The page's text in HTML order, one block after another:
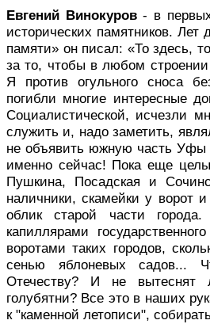
Евгений Винокуров- в первых
исторических памятников.
памяти» он писал: «То здесь,
за то, чтобы в любом
Я против огульного сноса
погибли многие интересные
Социалистической, исчезли
служить и, надо заметить,
не объявить южную часть Уфы
именно сейчас! Пока еще
Пушкина, Посадская и
наличники, скамейки у ворот
облик старой части
капиллярами
воротами таких городов,
сенью яблоневых садов...
Отечеству? И не вытеснят
голубятни? Все это в наших
к "каменной летописи",